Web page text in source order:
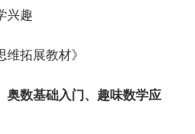
兴趣
拓展教材》
奥数基础入门、趣味数学应